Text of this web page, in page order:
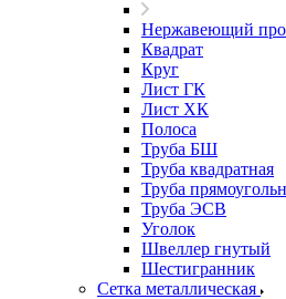
Нержавеющий
Квадрат
Круг
Лист ГК
Лист ХК
Полоса
Труба БШ
Труба квадратная
Труба
Труба ЭСВ
Уголок
Швеллер гнутый
Шестигранник
Сетка металлическая